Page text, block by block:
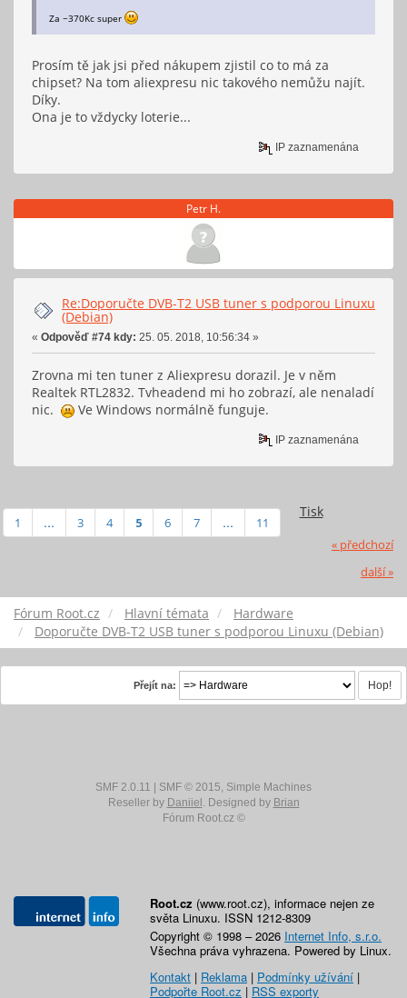
Za ~370Kc super
Prosím tě jak jsi před nákupem zjistil co to má za
chipset? Na tom aliexpresu nic takového nemůžu najít.
Díky.
Ona je to vždycky loterie...
IP zaznamenána
Petr H.
Re:Doporučte DVB-T2 USB tuner s podporou Linuxu
(Debian)
« Odpověď #74 kdy: 25. 05. 2018, 10:56:34 »
Zrovna mi ten tuner z Aliexpresu dorazil. Je v něm
Realtek RTL2832. Tvheadend mi ho zobrazí, ale nenaladí
nic.
Ve Windows normálně funguje.
IP zaznamenána
Tisk
1 ... 3 4 5 6 7 ... 11
« předchozí
další »
Fórum Root.cz Hlavní témata
Hardware
Doporučte DVB-T2 USB tuner s podporou Linuxu (Debian)
Přejít na:
SMF 2.0.11 SMF © 2015, Simple Machines
Reseller by Daniiel . Designed by Brian
Fórum Root.cz ©
Root.cz (www.root.cz), informace nejen ze
světa Linuxu. ISSN 1212-8309
Copyright © 1998 – 2026 Internet Info, s.r.o.
Všechna práva vyhrazena. Powered by Linux.
Kontakt | Reklama | Podmínky užívání |
Podpořte Root.cz | RSS exporty